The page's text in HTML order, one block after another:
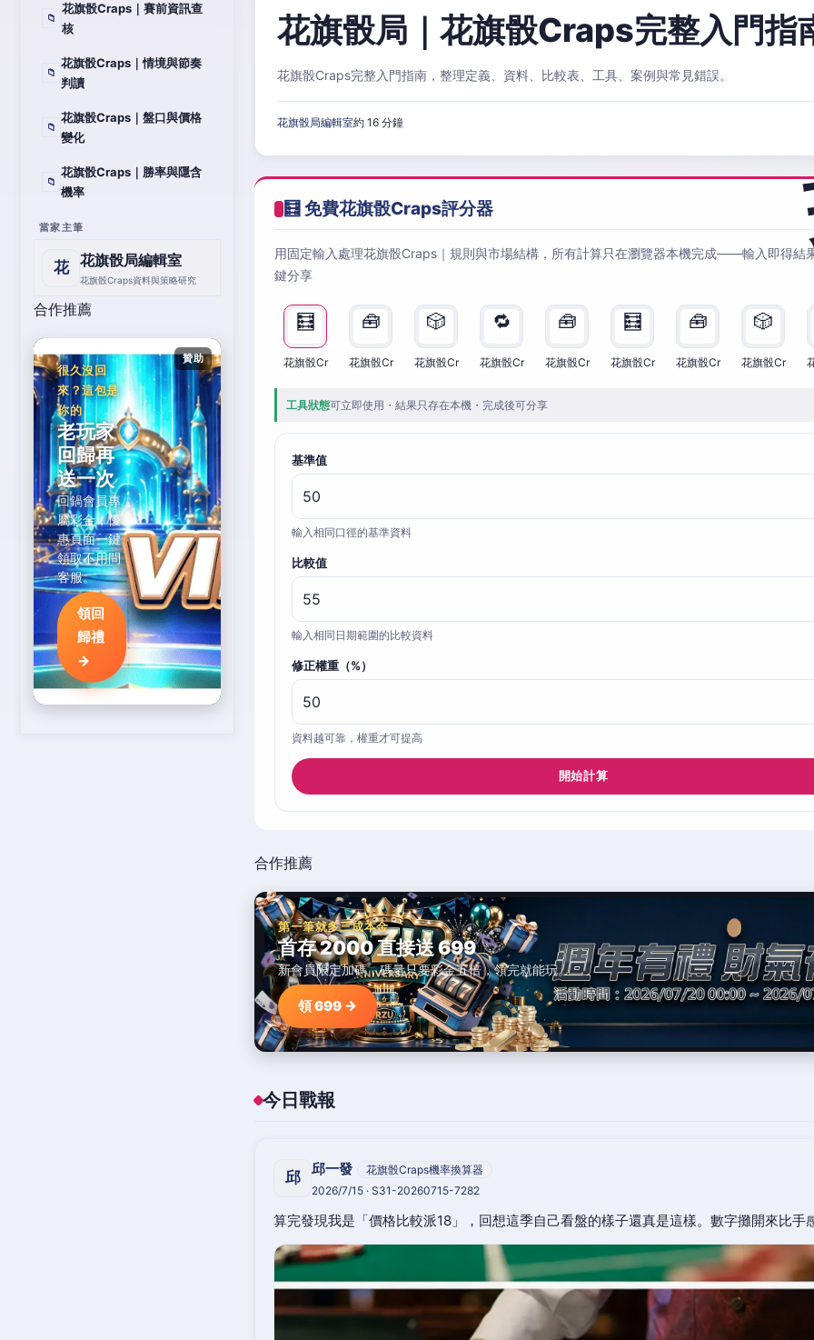
📁
花旗骰Craps｜賽前資訊查
核
📁
花旗骰Craps｜情境與節奏
判讀
📁
花旗骰Craps｜盤口與價格
變化
📁
花旗骰Craps｜勝率與隱含
機率
當家主筆
花 花旗骰局編輯室
花旗骰Craps資料與策略研究
合作推薦
贊助
很久沒回
來？這包是
你的
老玩家
回歸再
送一次
回鍋會員專
屬彩金，優
惠頁面一鍵
領取不用問
客服。
領回
歸禮
→
花旗骰局｜花旗骰Craps完整入門指
花旗骰Craps完整入門指南，整理定義、資料、比較表、工具、案例與常見錯誤。
花旗骰局編輯室約 16 分鐘
🧮 免費花旗骰Craps評分器
用固定輸入處理花旗骰Craps｜規則與市場結構，所有計算只在瀏覽器本機完成——輸入即得結
鍵分享
🧮
花旗骰Cr
🧰
花旗骰Cr
🎲
花旗骰Cr
🔁
花旗骰Cr
🧰
花旗骰Cr
🧮
花旗骰Cr
🧰
花旗骰Cr
🎲
花旗骰Cr
工具狀態可立即使用・結果只存在本機・完成後可分享
基準值
輸入相同口徑的基準資料
比較值
輸入相同日期範圍的比較資料
修正權重（%）
資料越可靠，權重才可提高
開始計算
合作推薦
第一筆就多三成本金
首存 2000 直接送 699
新會員限定加碼，碼量只要彩金五倍，領完就能玩。
領 699 →
今日戰報
邱 邱一發
花旗骰Craps機率換算器
2026/7/15 · S31-20260715-7282
算完發現我是「價格比較派18」，回想這季自己看盤的樣子還真是這樣。數字攤開來比手